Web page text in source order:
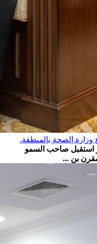
وزارة الصحة بالمنطقة.
استقبل صاحب السمو
بن ...